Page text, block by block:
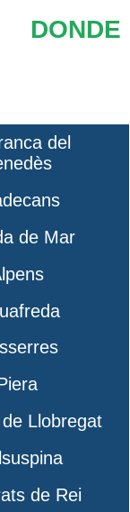
del
de Mar
Llobregat
de Rei